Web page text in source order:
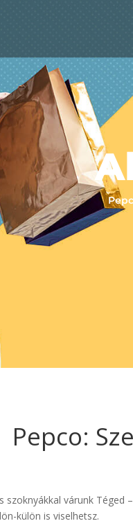
Pepco:
várunk
külön is viselhetsz.